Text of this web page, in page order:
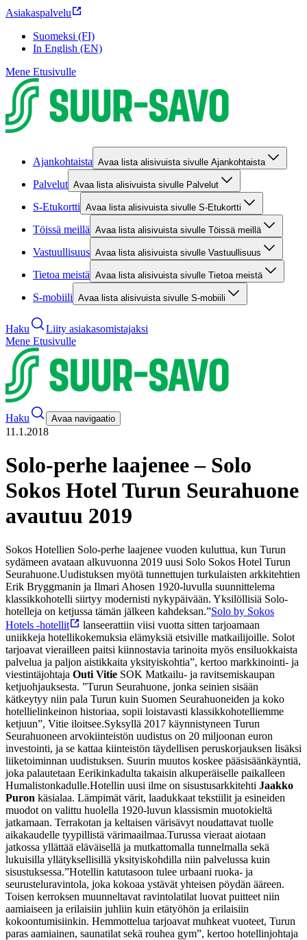
Asiakaspalvelu
Suomeksi (FI)
In English (EN)
Mene Etusivulle
Ajankohtaista Avaa lista alisivuista sivulle Ajankohtaista
Palvelut Avaa lista alisivuista sivulle Palvelut
S-Etukortti Avaa lista alisivuista sivulle S-Etukortti
Töissä meillä Avaa lista alisivuista sivulle Töissä meillä
Vastuullisuus Avaa lista alisivuista sivulle Vastuullisuus
Tietoa meistä Avaa lista alisivuista sivulle Tietoa meistä
S-mobiili Avaa lista alisivuista sivulle S-mobiili
Haku
Liity asiakasomistajaksi
Mene Etusivulle
Haku Avaa navigaatio
11.1.2018
Solo-perhe laajenee – Solo
Sokos Hotel Turun Seurahuone
avautuu 2019
Sokos Hotellien Solo-perhe laajenee vuoden kuluttua, kun Turun
sydämeen avataan alkuvuonna 2019 uusi Solo Sokos Hotel Turun
Seurahuone.Uudistuksen myötä tunnettujen turkulaisten arkkitehtien
Erik Bryggmanin ja Ilmari Ahosen 1920-luvulla suunnittelema
klassikkohotelli siirtyy modernisti nykypäivään. Yksilöllisiä Solo-
hotelleja on ketjussa tämän jälkeen kahdeksan.”Solo by Sokos
Hotels -hotellit
lanseerattiin viisi vuotta sitten tarjoamaan
uniikkeja hotellikokemuksia elämyksiä etsiville matkailijoille. Solot
tarjoavat vierailleen paitsi kiinnostavia tarinoita myös ensiluokkaista
palvelua ja paljon aistikkaita yksityiskohtia”, kertoo markkinointi- ja
viestintäjohtaja Outi Vitie SOK Matkailu- ja ravitsemiskaupan
ketjuohjauksesta. ”Turun Seurahuone, jonka seinien sisään
kätkeytyy niin pala Turun kuin Suomen Seurahuoneiden ja koko
hotellielinkeinon historiaa, sopii loistavasti klassikkohotelliemme
ketjuun”, Vitie iloitsee.Syksyllä 2017 käynnistyneen Turun
Seurahuoneen arvokiinteistön uudistus on 20 miljoonan euron
investointi, ja se kattaa kiinteistön täydellisen peruskorjauksen lisäksi
liiketoiminnan uudistuksen. Suurin muutos koskee pääsisäänkäyntiä,
joka palautetaan Eerikinkadulta takaisin alkuperäiselle paikalleen
Humalistonkadulle.Hotellin uusi ilme on sisustusarkkitehti Jaakko
Puron käsialaa. Lämpimät värit, laadukkaat tekstiilit ja esineiden
muodot on valittu huolella 1920-luvun klassismin muotokieltä
jatkamaan. Terrakotan ja keltaisen värisävyt noudattavat tuolle
aikakaudelle tyypillistä värimaailmaa.Turussa vieraat aiotaan
jatkossa yllättää eläväisellä ja mutkattomalla tunnelmalla sekä
lukuisilla yllätyksellisillä yksityiskohdilla niin palvelussa kuin
sisustuksessa.”Hotellin katutasoon tulee urbaani ruoka- ja
seurusteluravintola, joka kokoaa ystävät yhteisen pöydän ääreen.
Toisen kerroksen muunneltavat ravintolatilat luovat puitteet niin
aamiaiseen ja erilaisiin juhliin kuin etätyöhön ja erilaisiin
kokoontumisiinkin. Hemmottelua tarjoavat muhkeat vuoteet, Turun
paras aamiainen, saunatilat sekä rouhea gym”, kertoo hotellinjohtaja